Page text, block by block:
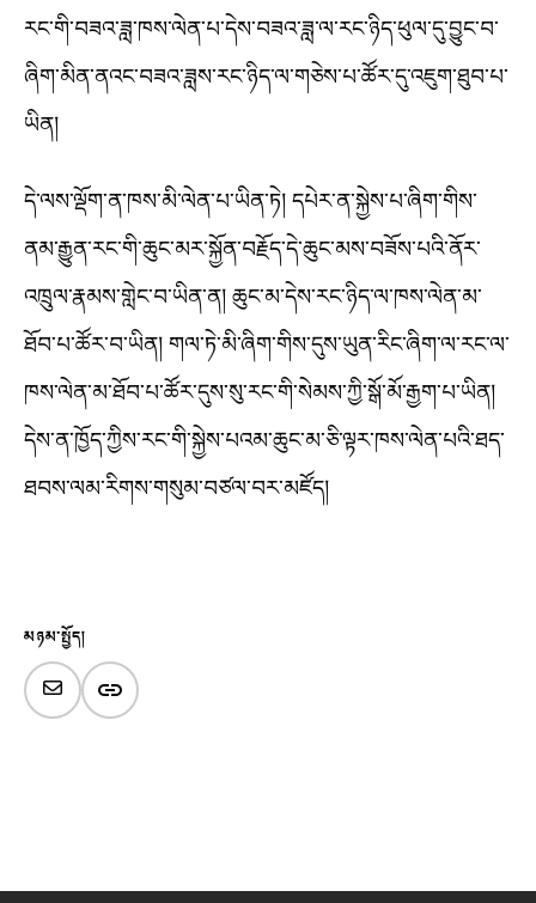
རང་གི་བཟའ་ཟླ་ཁས་ལེན་པ་དེས་བཟའ་ཟླ་ལ་རང་ཉིད་ཕུལ་དུ་བྱུང་བ་
ཞིག་མིན་ནའང་བཟའ་ཟླས་རང་ཉིད་ལ་གཅེས་པ་ཚོར་དུ་འཇུག་ཐུབ་པ་
ཡིན།
དེ་ལས་ལྡོག་ན་ཁས་མི་ལེན་པ་ཡིན་ཏེ། དཔེར་ན་སྐྱེས་པ་ཞིག་གིས་
ནམ་རྒྱུན་རང་གི་ཆུང་མར་སྐྱོན་བརྗོད་དེ་ཆུང་མས་བཟོས་པའི་ནོར་
འཁྲུལ་རྣམས་གླེང་བ་ཡིན་ན། ཆུང་མ་དེས་རང་ཉིད་ལ་ཁས་ལེན་མ་
ཐོབ་པ་ཚོར་བ་ཡིན། གལ་ཏེ་མི་ཞིག་གིས་དུས་ཡུན་རིང་ཞིག་ལ་རང་ལ་
ཁས་ལེན་མ་ཐོབ་པ་ཚོར་དུས་སུ་རང་གི་སེམས་ཀྱི་སྒོ་མོ་རྒྱག་པ་ཡིན།
དེས་ན་ཁྱོད་ཀྱིས་རང་གི་སྐྱེས་པའམ་ཆུང་མ་ཅི་ལྟར་ཁས་ལེན་པའི་ཐད་
ཐབས་ལམ་རིགས་གསུམ་བཙལ་བར་མཛོད།
མཉམ་སྤྱོད།